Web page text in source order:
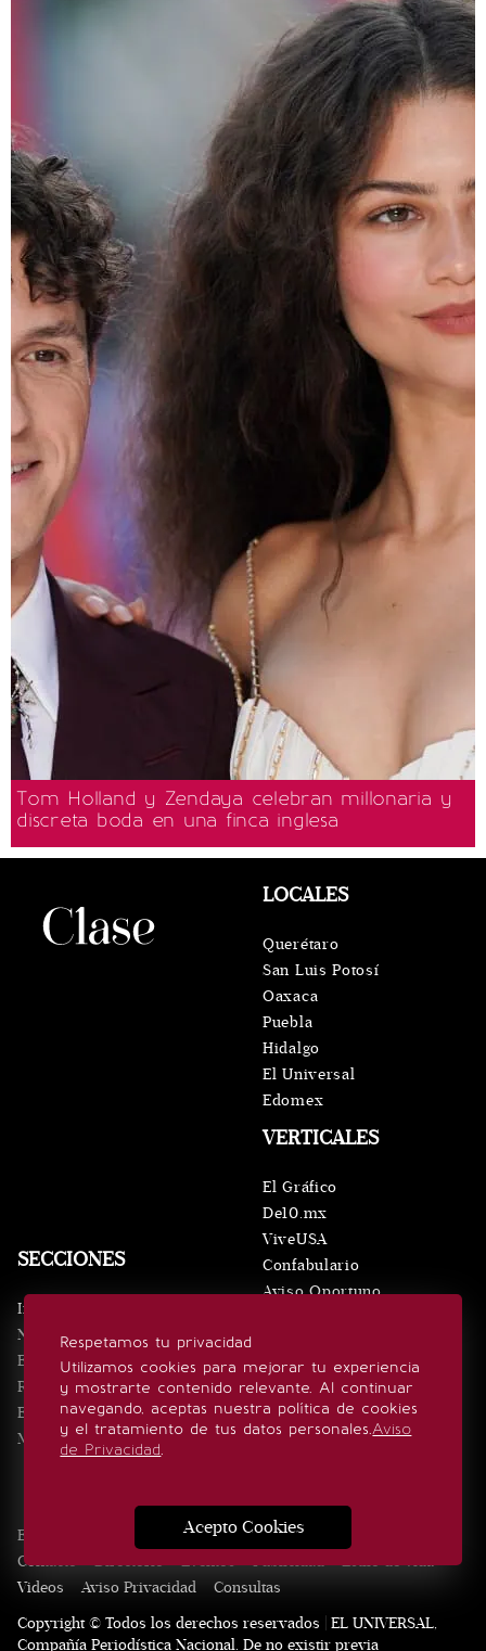
Tom Holland y Zendaya celebran millonaria y
discreta boda en una finca inglesa
Respetamos tu privacidad
Utilizamos cookies para mejorar tu experiencia
y mostrarte contenido relevante. Al continuar
navegando, aceptas nuestra política de cookies
y el tratamiento de tus datos personales.Aviso
de Privacidad.
Acepto Cookies
SECCIONES
Inicio
Noticias
Eventos
Realeza
Estilo de vida
Minuto x Minuto
VERTICALES
El Gráfico
De10.mx
ViveUSA
Confabulario
Aviso Oportuno
LOCALES
Querétaro
San Luis Potosí
Oaxaca
Puebla
Hidalgo
El Universal
Edomex
SÍGUENOS
Edición Impresa Noticias Quiénes somos
Contacto
Directorio Eventos Publicidad
Estilo de vida
Videos
Aviso Privacidad
Consultas
Copyright © Todos los derechos reservados | EL UNIVERSAL,
Compañía Periodística Nacional. De no existir previa